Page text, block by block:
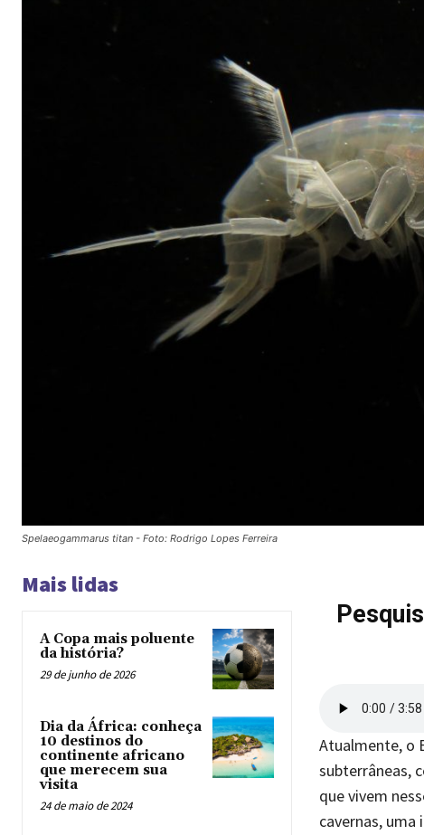
Spelaeogammarus titan - Foto: Rodrigo Lopes Ferreira
Mais lidas
A Copa mais poluente
da história?
29 de junho de 2026
Dia da África: conheça
10 destinos do
continente africano
que merecem sua
visita
24 de maio de 2024
Atualmente, o
subterrâneas,
que vivem
cavernas, uma